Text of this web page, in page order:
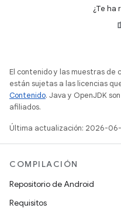
¿Te ha
El contenido y las muestras de
están sujetas a las licencias
Contenido. Java y OpenJDK
afiliados.
Última actualización: 2026-06-
COMPILACIÓN
Repositorio de Android
Requisitos